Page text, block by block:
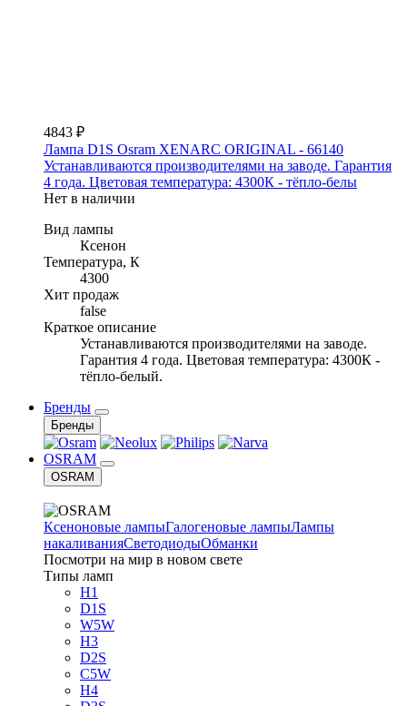
4843 ₽
Лампа D1S Osram XENARC ORIGINAL - 66140
Устанавливаются производителями на заводе. Гарантия
4 года. Цветовая температура: 4300К - тёпло-белы
Нет в наличии
Вид лампы
Ксенон
Температура, К
4300
Хит продаж
false
Краткое описание
Устанавливаются производителями на заводе.
Гарантия 4 года. Цветовая температура: 4300К -
тёпло-белый.
Бренды
Бренды
OSRAM
OSRAM
Ксеноновые лампыГалогеновые лампыЛампы
накаливанияСветодиодыОбманки
Посмотри на мир в новом свете
Типы ламп
H1
D1S
W5W
H3
D2S
C5W
H4